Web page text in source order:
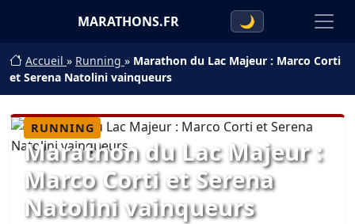
MARATHONS.FR 🌙
Accueil » Running » Marathon du Lac Majeur : Marco Corti
et Serena Natolini vainqueurs
RUNNING
Marathon du Lac Majeur :
Marco Corti et Serena
Natolini vainqueurs